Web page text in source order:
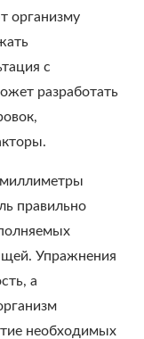
организму
с
разработать
миллиметры
правильно
Упражнения
а
необходимых